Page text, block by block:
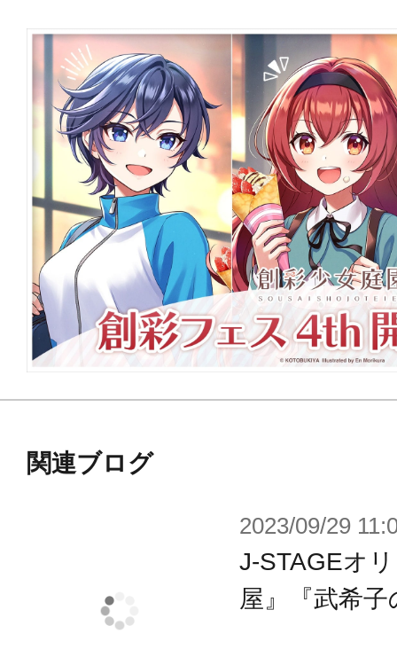
関連ブログ
2023/09/29
J-STAGEオ
屋』『武希